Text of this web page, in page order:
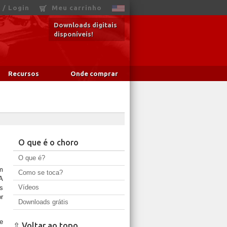
/ Login Meu carrinho
Downloads digitais
disponíveis!
Recursos Onde comprar
O que é o choro
O que é?
Como se toca?
Vídeos
Downloads grátis